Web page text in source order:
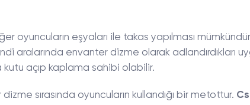
oyuncuların eşyaları ile takas yapılması
aralarında envanter dizme olarak adlandırdıkları
kutu açıp kaplama sahibi olabilir.
sırasında oyuncuların kullandığı bir metottur.